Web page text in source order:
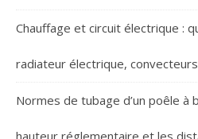
Chauffage et circuit électrique :
radiateur électrique,
Normes de tubage d’un poêle à
hauteur réglementaire et les